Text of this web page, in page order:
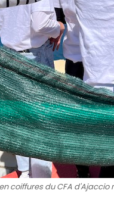
coiffures du CFA